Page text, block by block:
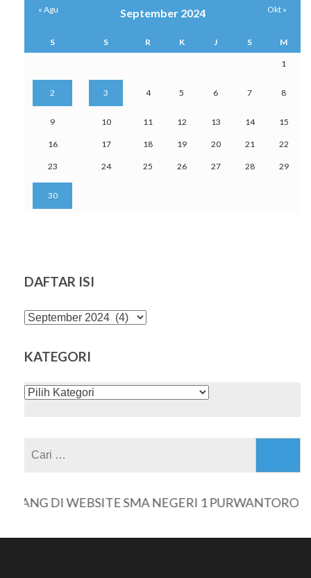
September 2024
S S R K J S M
1
2 3 4 5 6 7 8
9 10 11 12 13 14 15
16 17 18 19 20 21 22
23 24 25 26 27 28 29
30
« Agu Okt »
DAFTAR ISI
DAFTAR
KATEGORI
KATEGORI
DI WEBSITE SMA NEGERI 1 PURWANTORO